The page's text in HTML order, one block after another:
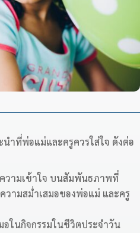
ำที่พ่อแม่และครูควรใส่ใจ ดังต่อ
วามเข้าใจ บนสัมพันธภาพที่
วามสม่ำเสมอของพ่อแม่ และครู
ในกิจกรรมในชีวิตประจำวัน